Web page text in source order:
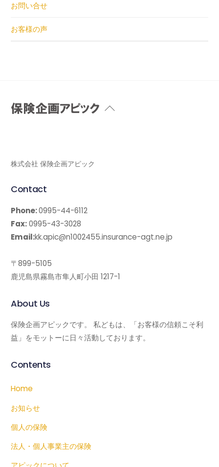
お問い合せ
お客様の声
Back
株式会社 保険企画アピック
Contact
Phone:0995-44-6112
Fax:0995-43-3028
Email:kk.apic@n1002455.insurance-agt.ne.jp
〒899-5105
鹿児島県霧島市隼人町小田 1217-1
About Us
保険企画アピックです。 私どもは、「お客様の信頼こそ利
益」をモットーに日々活動しております。
Contents
Home
お知らせ
個人の保険
法人・個人事業主の保険